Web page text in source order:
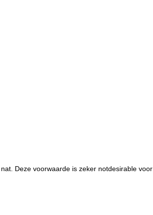
Deze voorwaarde is zeker notdesirable voor